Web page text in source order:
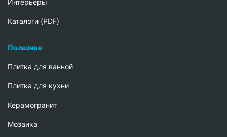
Интерьеры
Каталоги (PDF)
Полезное
Плитка для ванной
Плитка для кухни
Керамогранит
Мозаика